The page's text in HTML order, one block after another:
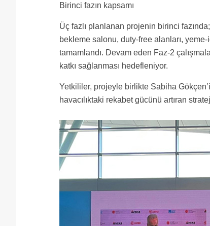
Birinci fazın kapsamı
Üç fazlı planlanan projenin birinci
bekleme salonu, duty-free alanları,
tamamlandı. Devam eden Faz-2
katkı sağlanması hedefleniyor.
Yetkililer, projeyle birlikte Sabiha
havacılıktaki rekabet gücünü artıran